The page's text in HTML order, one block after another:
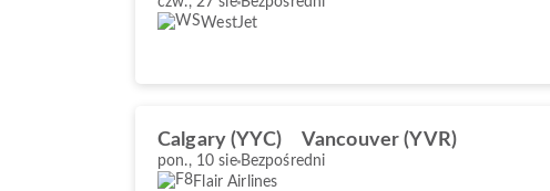
WestJet
Calgary (YYC) Vancouver (YVR)
pon., 10 sie Bezpośredni
Flair Airlines